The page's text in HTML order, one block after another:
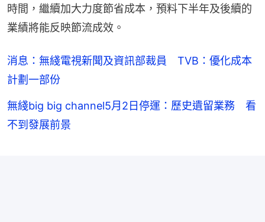
時間，繼續加大力度節省成本，預料下半年及後續的
業績將能反映節流成效。
消息：無綫電視新聞及資訊部裁員 TVB：優化成本
計劃一部份
無綫big big channel5月2日停運：歷史遺留業務 看
不到發展前景